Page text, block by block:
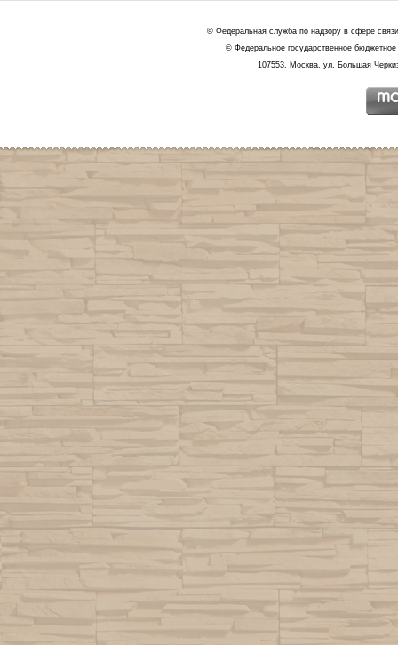
© Федеральная служба по надзору в сфере
© Федеральное государственное
107553, Москва, ул. Большая